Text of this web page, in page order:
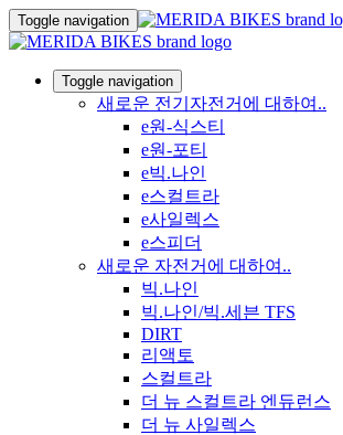
Toggle navigation
Toggle navigation
새로운 전기자전거에 대하여..
e원-식스티
e원-포티
e빅.나인
e스컬트라
e사일렉스
e스피더
새로운 자전거에 대하여..
빅.나인
빅.나인/빅.세븐 TFS
DIRT
리액토
스컬트라
더 뉴 스컬트라 엔듀런스
더 뉴 사일렉스